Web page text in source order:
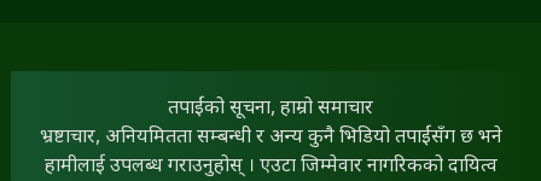
तपाईंको सूचना, हाम्रो समाचार
भ्रष्टाचार, अनियमितता सम्बन्धी र अन्य कुनै भिडियो तपाईंसँग छ भने
हामीलाई उपलब्ध गराउनुहोस् । एउटा जिम्मेवार नागरिकको दायित्व